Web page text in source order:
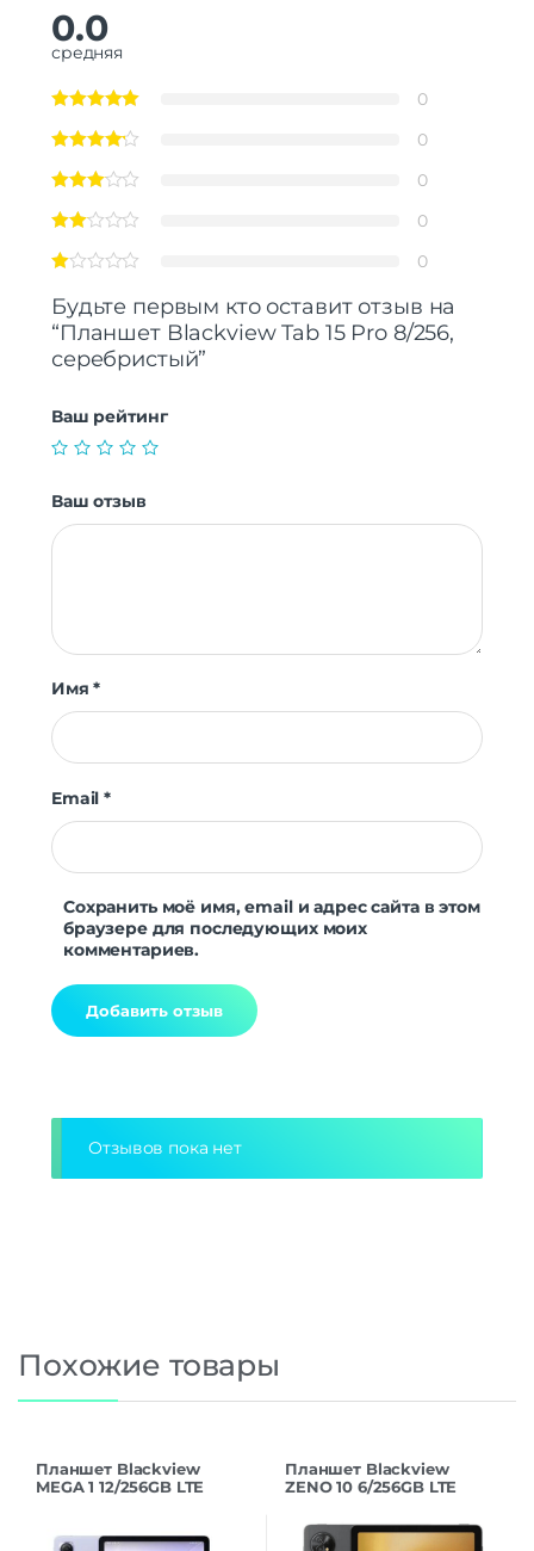
0.0
средняя
0
0
0
0
0
Будьте первым кто оставит отзыв на
“Планшет Blackview Tab 15 Pro 8/256,
серебристый”
Ваш рейтинг
Ваш отзыв
Имя*
Email*
Сохранить моё имя, email и адрес сайта в этом
браузере для последующих моих
комментариев.
Отзывов пока нет
Похожие товары
Планшет Blackview
MEGA 1 12/256GB LTE
Планшет Blackview
ZENO 10 6/256GB LTE